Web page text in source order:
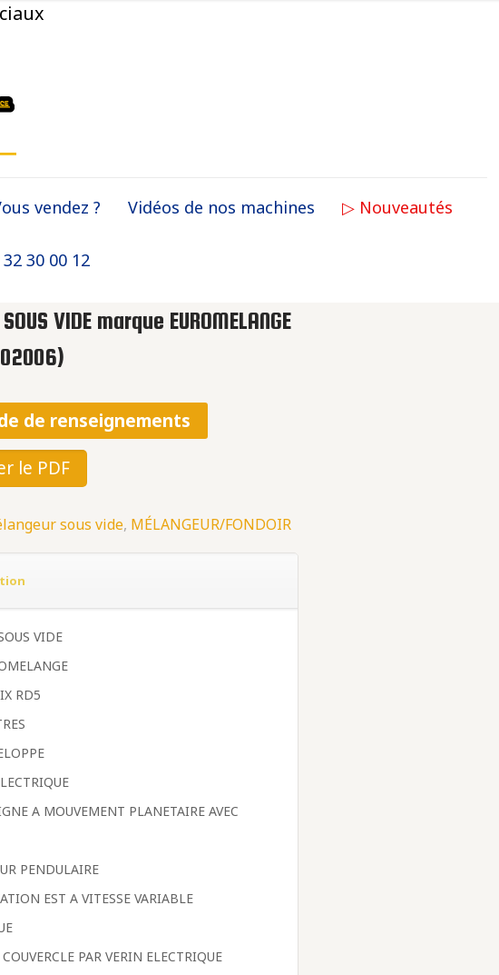
vendez ? Vidéos de nos machines ▷ Nouveautés
32 30 00 12
SOUS VIDE marque EUROMELANGE
de renseignements
le PDF
sous vide, MÉLANGEUR/FONDOIR
VIDE
RD5
A MOUVEMENT PLANETAIRE AVEC
PENDULAIRE
EST A VITESSE VARIABLE
PAR VERIN ELECTRIQUE